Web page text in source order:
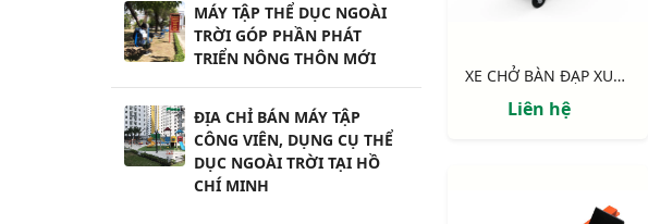
MÁY TẬP THỂ DỤC NGOÀI
TRỜI GÓP PHẦN PHÁT
TRIỂN NÔNG THÔN MỚI
ĐỊA CHỈ BÁN MÁY TẬP
CÔNG VIÊN, DỤNG CỤ THỂ
DỤC NGOÀI TRỜI TẠI HỒ
CHÍ MINH
XE CHỞ BÀN ĐẠP XUẤT PHÁT
Liên hệ